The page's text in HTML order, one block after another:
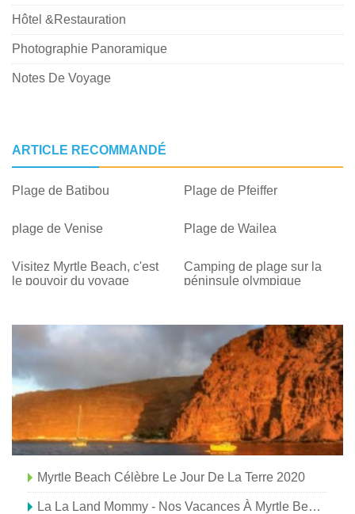
Hôtel &Restauration
Photographie Panoramique
Notes De Voyage
ARTICLE RECOMMANDÉ
Plage de Batibou Plage de Pfeiffer
plage de Venise Plage de Wailea
Visitez Myrtle Beach, c'est
le pouvoir du voyage
Camping de plage sur la
péninsule olympique
Myrtle Beach Célèbre Le Jour De La Terre 2020
La La Land Mommy - Nos Vacances À Myrtle Beach